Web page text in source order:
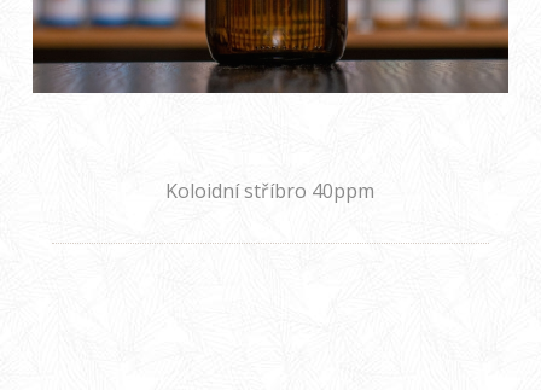
Koloidní stříbro 40ppm